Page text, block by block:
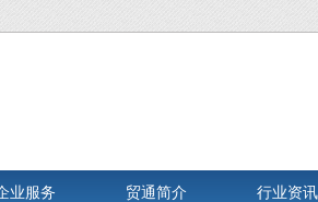
业服务 贸通简介 行业资讯